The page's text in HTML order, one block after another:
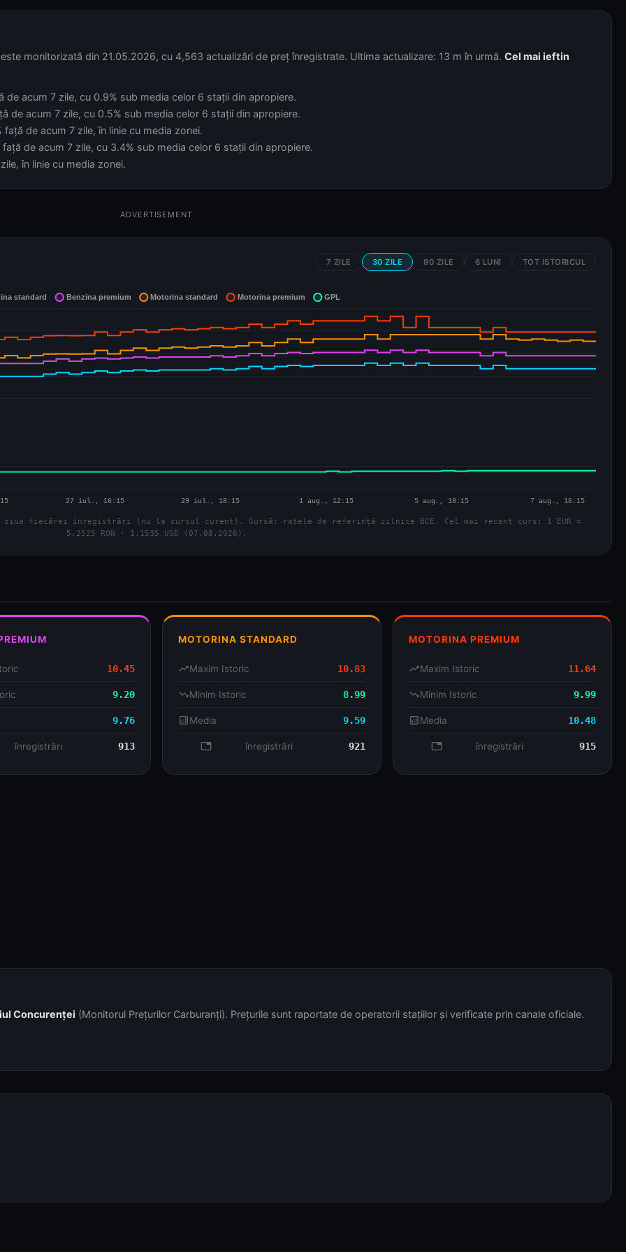
este monitorizată din 21.05.2026, cu 4,563 actualizări de preț înregistrate. Ultima actualizare: 13 m în urmă. Cel mai ieftin
de acum 7 zile, cu 0.9% sub media celor 6 stații din apropiere.
de acum 7 zile, cu 0.5% sub media celor 6 stații din apropiere.
de acum 7 zile, în linie cu media zonei.
de acum 7 zile, cu 3.4% sub media celor 6 stații din apropiere.
în linie cu media zonei.
ADVERTISEMENT
7 ZILE 30 ZILE 90 ZILE 6 LUNI TOT ISTORICUL
fiecărei înregistrări (nu la cursul curent). Sursă: ratele de referință zilnice BCE. Cel mai recent curs: 1 EUR =
5.2525 RON · 1.1535 USD (07.08.2026).
10.45
9.20
9.76
înregistrări 913
MOTORINA STANDARD
trending_upMaxim Istoric 10.83
trending_downMinim Istoric 8.99
analyticsMedia 9.59
database înregistrări 921
MOTORINA PREMIUM
trending_upMaxim Istoric 11.64
trending_downMinim Istoric 9.99
analyticsMedia 10.48
database înregistrări 915
Concurenței (Monitorul Prețurilor Carburanți). Prețurile sunt raportate de operatorii stațiilor și verificate prin canale oficiale.